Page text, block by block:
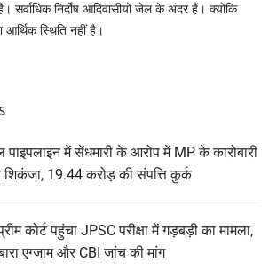
सर्वाधिक निर्दोष आदिवासीयों जेल के अंदर हैं। क्योंकि
स्थिति नहीं है।
पाइपलाइन में सेंधमारी के आरोप में MP के कारोबारी
शिकंजा, 19.44 करोड़ की संपत्ति कुर्क
कोर्ट पहुंचा JPSC परीक्षा में गड़बड़ी का मामला,
एग्जाम और CBI जांच की मांग